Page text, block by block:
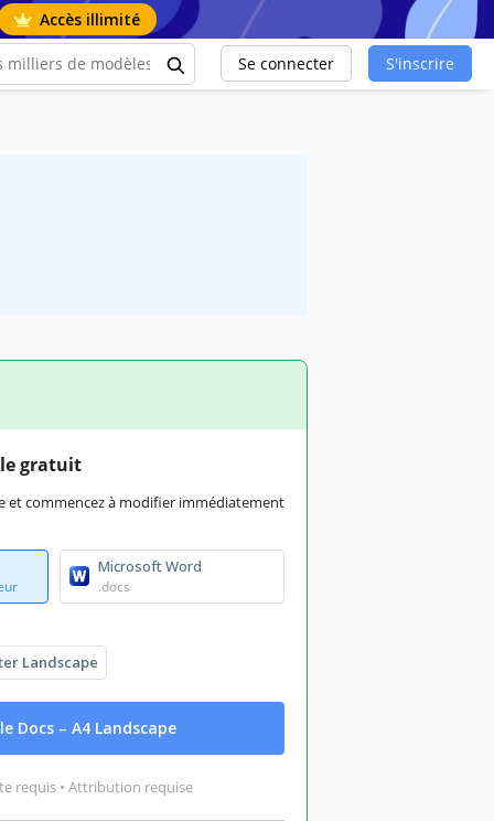
Accès illimité
Se connecter S'inscrire
gratuit
et commencez à modifier immédiatement
Microsoft Word
.docs
Landscape
Docs – A4 Landscape
requis • Attribution requise